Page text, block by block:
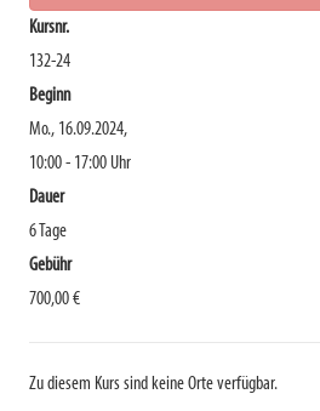
Kursnr.
132-24
Beginn
Mo., 16.09.2024,
10:00 - 17:00 Uhr
Dauer
6 Tage
Gebühr
700,00 €
Zu diesem Kurs sind keine Orte verfügbar.